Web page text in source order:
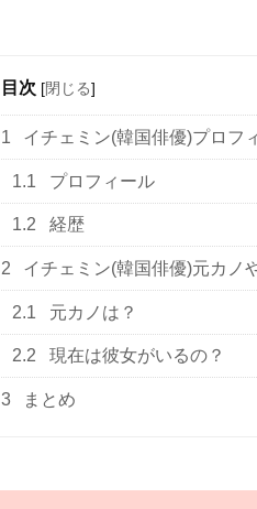
目次 [閉じる]
1 イチェミン(韓国俳優)プロフ
1.1 プロフィール
1.2 経歴
2 イチェミン(韓国俳優)元カノ
2.1 元カノは？
2.2 現在は彼女がいるの？
3 まとめ